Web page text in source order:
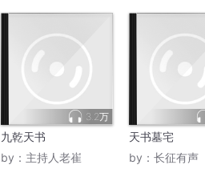
3.2万
九乾天书
by： 主持人老崔
天书墓宅
by： 长征有声